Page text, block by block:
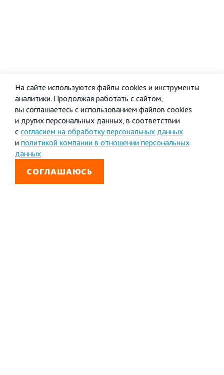
На сайте используются файлы cookies и инструменты
аналитики. Продолжая работать с сайтом,
вы соглашаетесь с использованием файлов cookies
и других персональных данных, в соответствии
с согласием на обработку персональных данных
и политикой компании в отношении персональных
данных
СОГЛАШАЮСЬ